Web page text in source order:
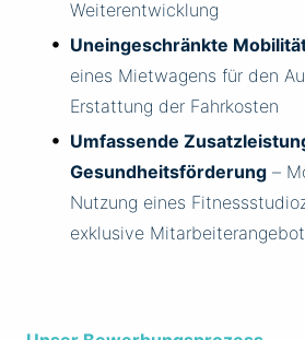
Weiterentwicklung
Uneingeschränkte
eines Mietwagens für den
Erstattung der Fahrkosten
Umfassende
Gesundheitsförderung –
Nutzung eines
exklusive